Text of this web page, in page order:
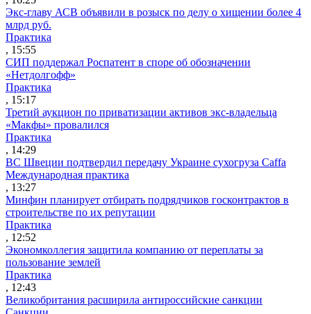
Экс-главу АСВ объявили в розыск по делу о хищении более 4
млрд руб.
Практика
, 15:55
СИП поддержал Роспатент в споре об обозначении
«Нетдолгофф»
Практика
, 15:17
Третий аукцион по приватизации активов экс-владельца
«Макфы» провалился
Практика
, 14:29
ВС Швеции подтвердил передачу Украине сухогруза Caffa
Международная практика
, 13:27
Минфин планирует отбирать подрядчиков госконтрактов в
строительстве по их репутации
Практика
, 12:52
Экономколлегия защитила компанию от переплаты за
пользование землей
Практика
, 12:43
Великобритания расширила антироссийские санкции